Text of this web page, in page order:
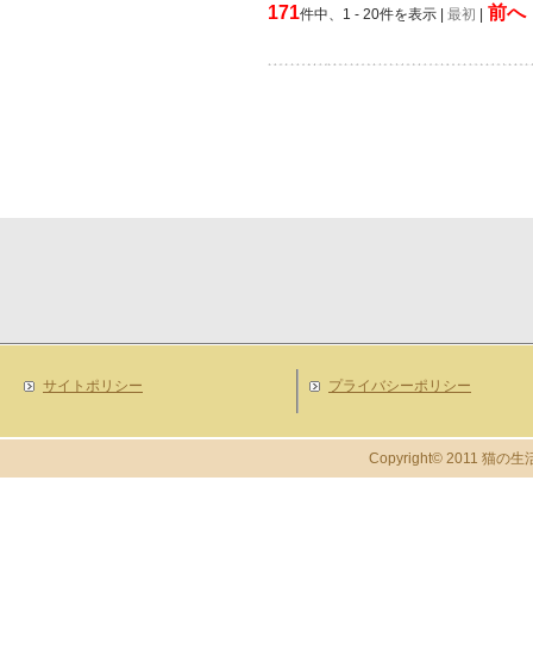
171件中、1 - 20件を表示 | 最初 前へ
サイトポリシー プライバシーポリシー
Copyright© 2011 猫の